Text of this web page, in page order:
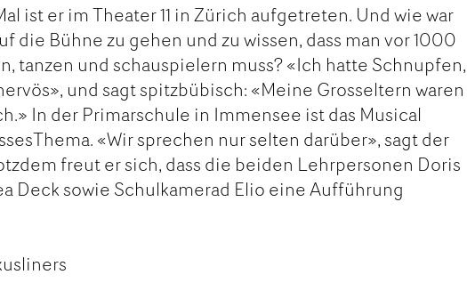
ist er im Theater 11 in Zürich aufgetreten. Und wie war
die Bühne zu gehen und zu wissen, dass man vor 1000
tanzen und schauspielern muss? «Ich hatte Schnupfen,
und sagt spitzbübisch: «Meine Grosseltern waren
In der Primarschule in Immensee ist das Musical
«Wir sprechen nur selten darüber», sagt der
freut er sich, dass die beiden Lehrpersonen Doris
Deck sowie Schulkamerad Elio eine Aufführung